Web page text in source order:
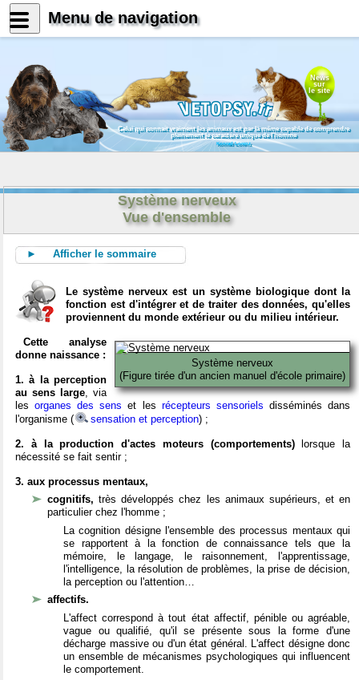
News
sur
le site
Celui qui connait vraiment les animaux est par là même capable de comprendre
pleinement le caractère unique de l'homme
Konrad Lorenz
Système nerveux
Vue d'ensemble
► Afficher le sommaire
Le système nerveux est un système biologique dont la
fonction est d'intégrer et de traiter des données, qu'elles
proviennent du monde extérieur ou du milieu intérieur.
Système nerveux
(Figure tirée d'un ancien manuel d'école primaire)
Cette analyse
donne naissance :
1. à la perception
au sens large, via
lesorganes des sens et les récepteurs sensoriels disséminés dans
l'organisme (
sensation et perception) ;
2. à la production d'actes moteurs (comportements)lorsque la
nécessité se fait sentir ;
3. aux processus mentaux,
cognitifs,très développés chez les animaux supérieurs, et en
particulier chez l'homme ;
La cognition désigne l'ensemble des processus mentaux qui
se rapportent à la fonction de connaissance tels que la
mémoire, le langage, le raisonnement, l'apprentissage,
l'intelligence, la résolution de problèmes, la prise de décision,
la perception ou l'attention…
affectifs.
L'affect correspond à tout état affectif, pénible ou agréable,
vague ou qualifié, qu'il se présente sous la forme d'une
décharge massive ou d'un état général. L'affect désigne donc
un ensemble de mécanismes psychologiques qui influencent
le comportement.
Menu de navigation